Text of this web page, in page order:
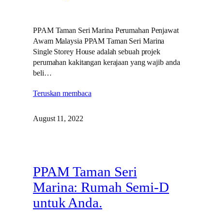
PPAM Taman Seri Marina Perumahan Penjawat
Awam Malaysia PPAM Taman Seri Marina
Single Storey House adalah sebuah projek
perumahan kakitangan kerajaan yang wajib anda
beli…
Teruskan membaca
August 11, 2022
PPAM Taman Seri
Marina: Rumah Semi-D
untuk Anda.